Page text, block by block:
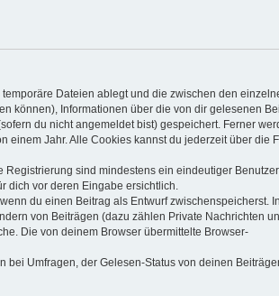
Dateien ablegt und die zwischen den
können), Informationen über die von dir gelesenen
du nicht angemeldet bist) gespeichert. Ferner
Jahr. Alle Cookies kannst du jederzeit über die
sind mindestens ein eindeutiger
dich vor deren Eingabe ersichtlich.
du einen Beitrag als Entwurf zwischenspeicherst. In
von Beiträgen (dazu zählen Private Nachrichten
Die von deinem Browser übermittelte Browser-
Umfragen, der Gelesen-Status von deinen